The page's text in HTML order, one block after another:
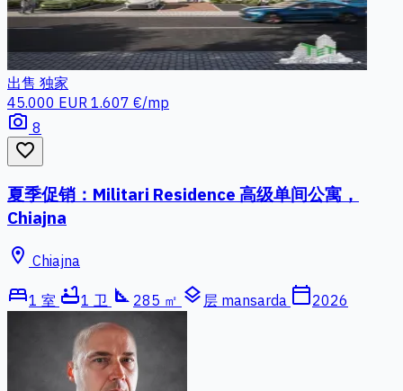
出售 独家
45.000 EUR 1.607 €/mp
photo_camera 8
favorite_border
夏季促销：Militari Residence 高级单间公寓，
Chiajna
location_on Chiajna
bed1 室 bathtub1 卫 square_foot 285 ㎡ layers 层 mansarda calendar_today2026